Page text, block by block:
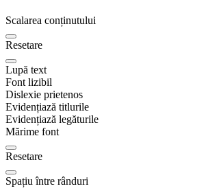
Scalarea conținutului
Resetare
Lupă text
Font lizibil
Dislexie prietenos
Evidențiază titlurile
Evidențiază legăturile
Mărime font
Resetare
Spațiu între rânduri